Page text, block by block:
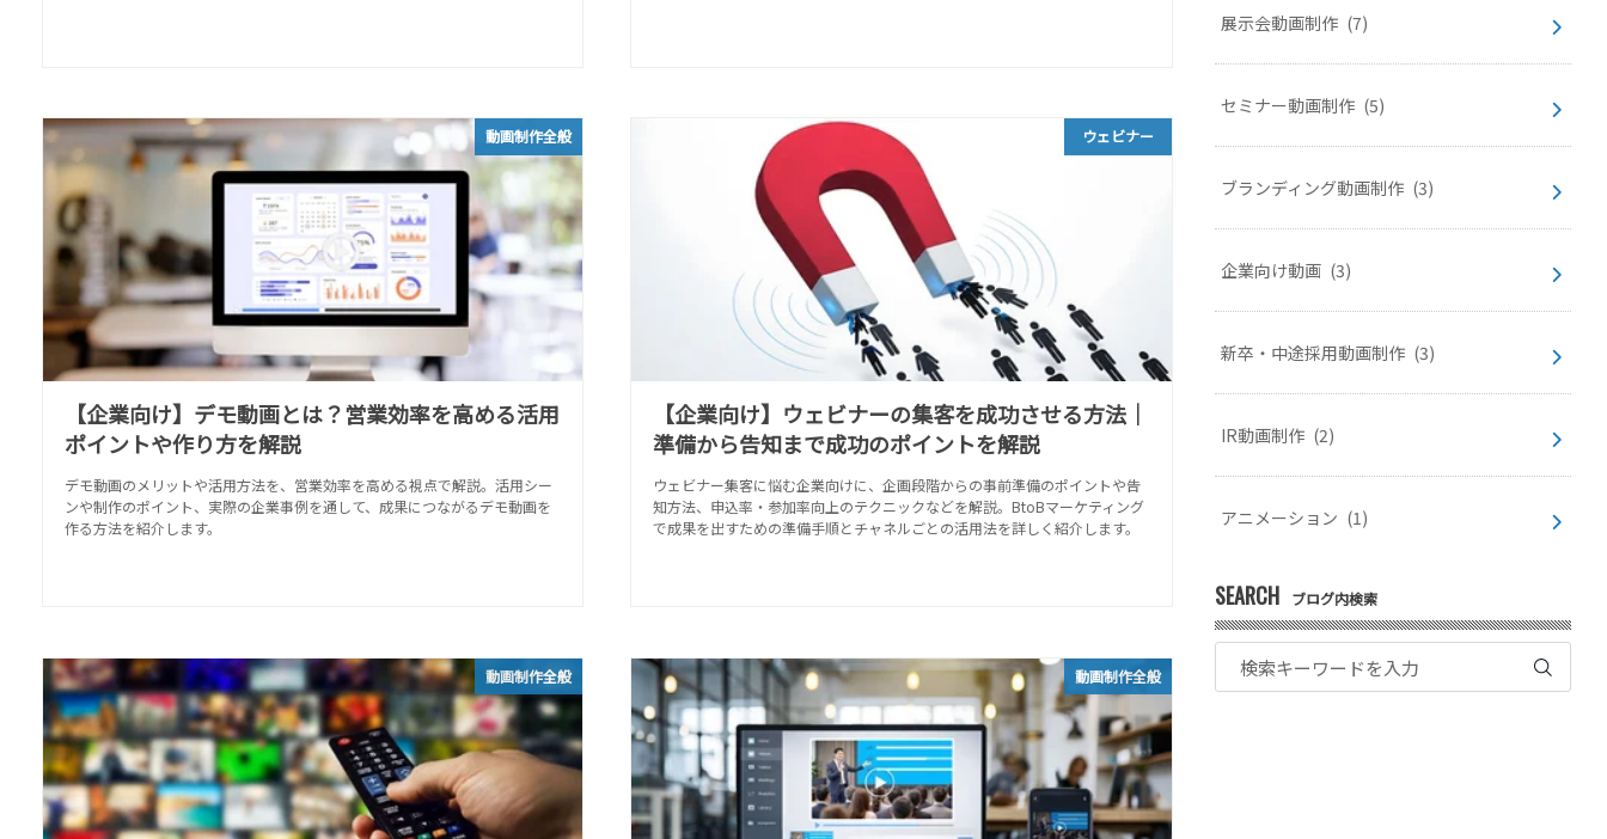
動画制作全般
【企業向け】デモ動画とは？営業効率を高める活用
ポイントや作り方を解説
デモ動画のメリットや活用方法を、営業効率を高める視点で解説。活用シー
ンや制作のポイント、実際の企業事例を通して、成果につながるデモ動画を
作る方法を紹介します。
ウェビナー
【企業向け】ウェビナーの集客を成功させる方法｜
準備から告知まで成功のポイントを解説
ウェビナー集客に悩む企業向けに、企画段階からの事前準備のポイントや告
知方法、申込率・参加率向上のテクニックなどを解説。BtoBマーケティング
で成果を出すための準備手順とチャネルごとの活用法を詳しく紹介します。
動画制作全般 動画制作全般
展示会動画制作 (7)
セミナー動画制作 (5)
ブランディング動画制作 (3)
企業向け動画 (3)
新卒・中途採用動画制作 (3)
IR動画制作 (2)
アニメーション (1)
SEARCH ブログ内検索